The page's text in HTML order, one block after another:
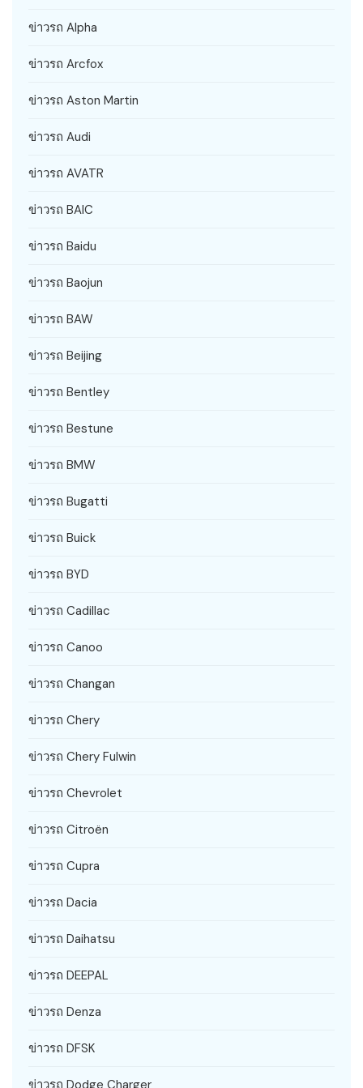
ข่าวรถ Alpha
ข่าวรถ Arcfox
ข่าวรถ Aston Martin
ข่าวรถ Audi
ข่าวรถ AVATR
ข่าวรถ BAIC
ข่าวรถ Baidu
ข่าวรถ Baojun
ข่าวรถ BAW
ข่าวรถ Beijing
ข่าวรถ Bentley
ข่าวรถ Bestune
ข่าวรถ BMW
ข่าวรถ Bugatti
ข่าวรถ Buick
ข่าวรถ BYD
ข่าวรถ Cadillac
ข่าวรถ Canoo
ข่าวรถ Changan
ข่าวรถ Chery
ข่าวรถ Chery Fulwin
ข่าวรถ Chevrolet
ข่าวรถ Citroën
ข่าวรถ Cupra
ข่าวรถ Dacia
ข่าวรถ Daihatsu
ข่าวรถ DEEPAL
ข่าวรถ Denza
ข่าวรถ DFSK
ข่าวรถ Dodge Charger